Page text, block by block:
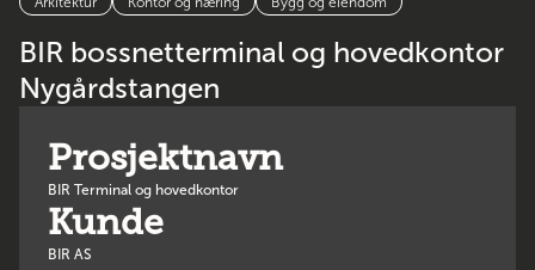
BIR bossnetterminal og hovedkontor
Nygårdstangen
Prosjektnavn
BIR Terminal og hovedkontor
Kunde
BIR AS